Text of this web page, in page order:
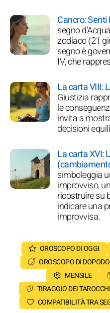
Cancro:
segno
zodiaco (21
segno è
IV, che
La carta VIII:
Giustizia
le
invita a
decisioni
La carta XVI:
simboleggia
improvviso,
ricostruire su
indicare una
improvvisa.
OROSCOPO DI OGGI
OROSCOPO DI
MENSILE
TIRAGGIO DEI TAROCCHI
COMPATIBILITÀ TRA